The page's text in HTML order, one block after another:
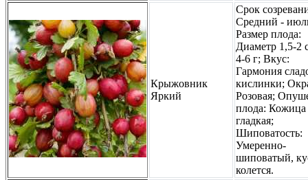
Крыжовник
Яркий
Срок
Средний -
Размер плода:
Диаметр 1,5-2
4-6 г; Вкус:
Гармония
кислинки;
Розовая;
плода: Кожица
гладкая;
Шиповатость:
Умеренно-
шиповатый,
колется.